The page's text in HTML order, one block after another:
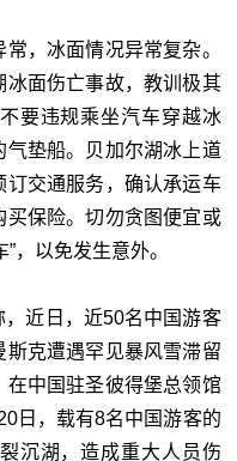
，冰面情况异常复杂。
面伤亡事故，教训极其
要违规乘坐汽车穿越冰
垫船。贝加尔湖冰上道
交通服务，确认承运车
保险。切勿贪图便宜或
，以免发生意外。
近日，近50名中国游客
克遭遇罕见暴风雪滞留
中国驻圣彼得堡总领馆
日，载有8名中国游客的
沉湖，造成重大人员伤